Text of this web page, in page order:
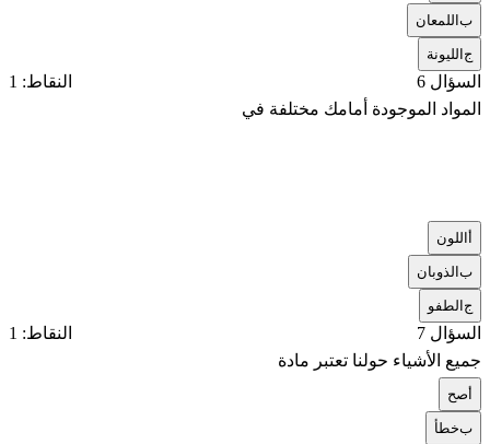
باللمعان
جالليونة
السؤال 6
النقاط: 1
المواد الموجودة أمامك مختلفة في
اللون
بالذوبان
جالطفو
السؤال 7
النقاط: 1
جميع الأشياء حولنا تعتبر مادة
صح
بخطأ